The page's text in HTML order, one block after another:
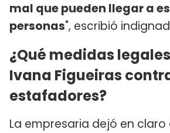
mal que pueden llegar a
personas", escribió
¿Qué medidas
Ivana Figueiras
estafadores?
La empresaria dejó en claro